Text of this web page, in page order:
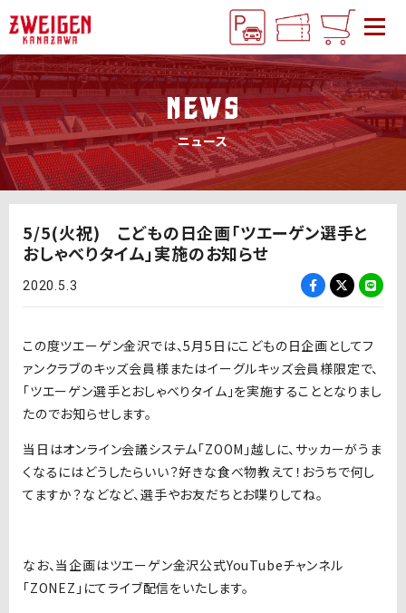
NEWS
ニュース
5/5(火祝) こどもの日企画「ツエーゲン選手と
おしゃべりタイム」実施のお知らせ
2020.5.3
この度ツエーゲン金沢では、5月5日にこどもの日企画としてフ
ァンクラブのキッズ会員様またはイーグルキッズ会員様限定で、
「ツエーゲン選手とおしゃべりタイム」を実施することとなりまし
たのでお知らせします。
当日はオンライン会議システム「ZOOM」越しに、サッカーがうま
くなるにはどうしたらいい？好きな食べ物教えて！おうちで何し
てますか？などなど、選手やお友だちとお喋りしてね。
なお、当企画はツエーゲン金沢公式YouTubeチャンネル
「ZONEZ」にてライブ配信をいたします。